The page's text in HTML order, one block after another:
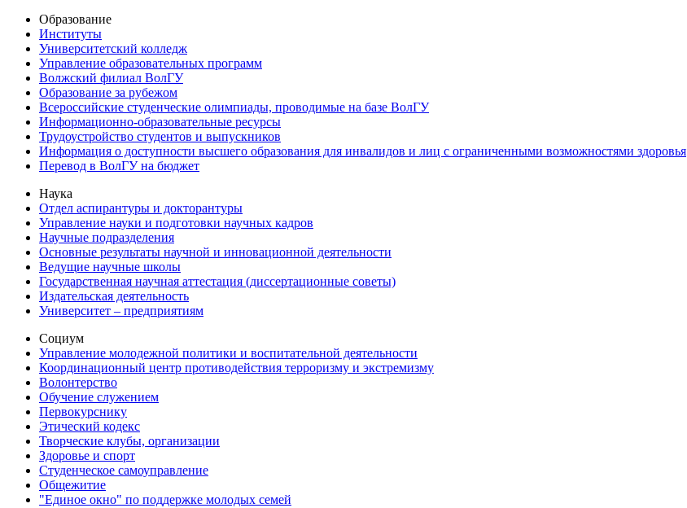
Образование
Институты
Университетский колледж
Управление образовательных программ
Волжский филиал ВолГУ
Образование за рубежом
Всероссийские студенческие олимпиады, проводимые на базе ВолГУ
Информационно-образовательные ресурсы
Трудоустройство студентов и выпускников
Информация о доступности высшего образования для инвалидов и лиц с ограниченными возможностями здоровья
Перевод в ВолГУ на бюджет
Наука
Отдел аспирантуры и докторантуры
Управление науки и подготовки научных кадров
Научные подразделения
Основные результаты научной и инновационной деятельности
Ведущие научные школы
Государственная научная аттестация (диссертационные советы)
Издательская деятельность
Университет – предприятиям
Социум
Управление молодежной политики и воспитательной деятельности
Координационный центр противодействия терроризму и экстремизму
Волонтерство
Обучение служением
Первокурснику
Этический кодекс
Творческие клубы, организации
Здоровье и спорт
Студенческое самоуправление
Общежитие
"Единое окно" по поддержке молодых семей